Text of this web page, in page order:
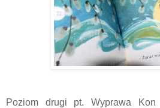
Poziom drugi pt. Wyprawa